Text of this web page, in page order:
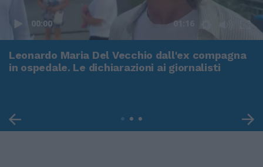
00:00 01:16
Leonardo Maria Del Vecchio dall'ex compagna
in ospedale. Le dichiarazioni ai giornalisti